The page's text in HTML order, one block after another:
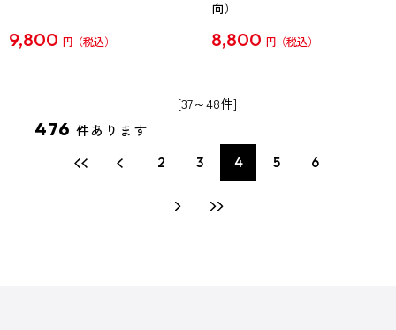
9,800 円
向）
8,800 円
[37～48件]
476 件あります
2 3 4 5 6